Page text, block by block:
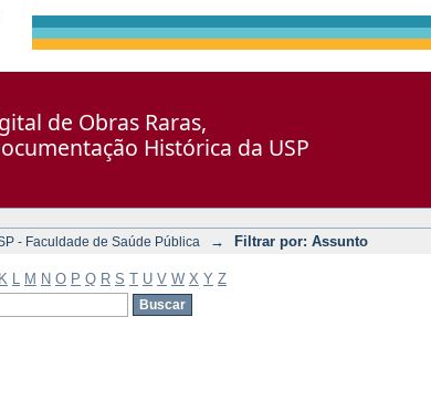
de Obras Raras,
Histórica da USP
- Faculdade de Saúde Pública → Filtrar por: Assunto
K M N O P Q R S T U V W X Y Z